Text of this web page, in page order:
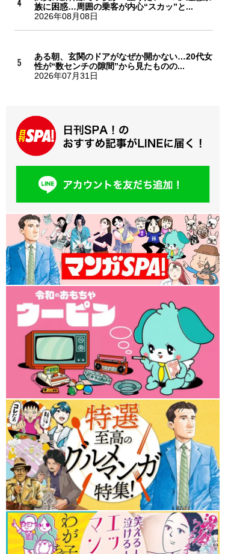
族に困惑…周囲の乗客が内心“スカッ”と...
2026年08月08日
ある朝、玄関のドアがなぜか開かない…20代女
性が“数センチの隙間”から見たものの...
2026年07月31日